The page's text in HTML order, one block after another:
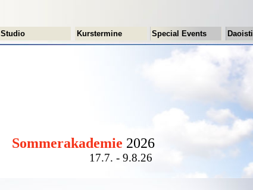
Sommerakademie 2026
17.7. - 9.8.26
Special Events
Kurstermine
Studio